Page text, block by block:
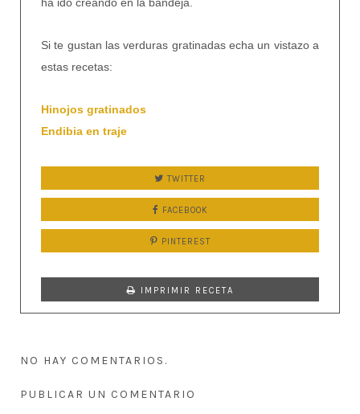
Si te gustan las verduras gratinadas echa un vistazo a
estas recetas:
Hinojos gratinados
Endibia en traje
TWITTER
FACEBOOK
PINTEREST
IMPRIMIR RECETA
NO HAY COMENTARIOS.
PUBLICAR UN COMENTARIO